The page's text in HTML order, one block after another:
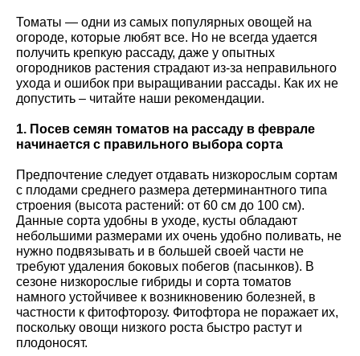
Томаты — одни из самых популярных овощей на
огороде, которые любят все. Но не всегда удается
получить крепкую рассаду, даже у опытных
огородников растения страдают из-за неправильного
ухода и ошибок при выращивании рассады. Как их не
допустить – читайте наши рекомендации.
1. Посев семян томатов на рассаду в феврале
начинается с правильного выбора сорта
Предпочтение следует отдавать низкорослым сортам
с плодами среднего размера детерминантного типа
строения (высота растений: от 60 см до 100 см).
Данные сорта удобны в уходе, кусты обладают
небольшими размерами их очень удобно поливать, не
нужно подвязывать и в большей своей части не
требуют удаления боковых побегов (пасынков). В
сезоне низкорослые гибриды и сорта томатов
намного устойчивее к возникновению болезней, в
частности к фитофторозу. Фитофтора не поражает их,
поскольку овощи низкого роста быстро растут и
плодоносят.